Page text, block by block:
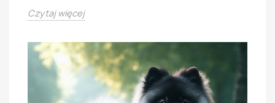
Czytaj więcej